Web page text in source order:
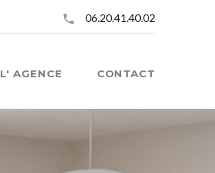
06.20.41.40.02
L' AGENCE CONTACT